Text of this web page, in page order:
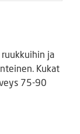
ruukkuihin ja
Kukat
75-90